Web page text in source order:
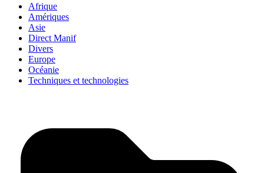
Afrique
Amériques
Asie
Direct Manif
Divers
Europe
Océanie
Techniques et technologies